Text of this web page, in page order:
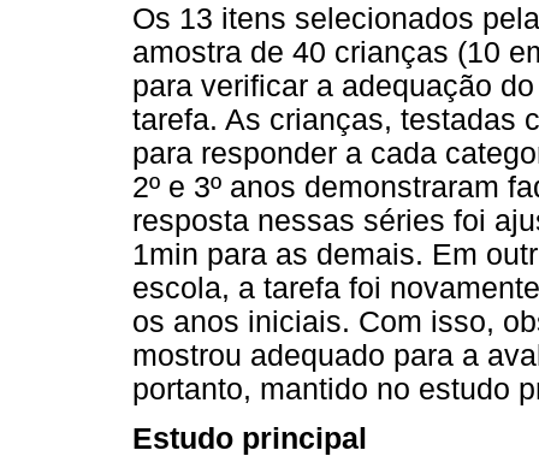
Os 13 itens selecionados
amostra de 40 crianças (10
para verificar a adequação
tarefa. As crianças, testadas
para responder a cada
2º e 3º anos demonstraram
resposta nessas séries foi
1min para as demais. Em
escola, a tarefa foi
os anos iniciais. Com isso,
mostrou adequado para a
portanto, mantido no estudo
Estudo principal